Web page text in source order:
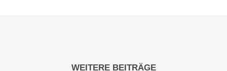
WEITERE BEITRÄGE